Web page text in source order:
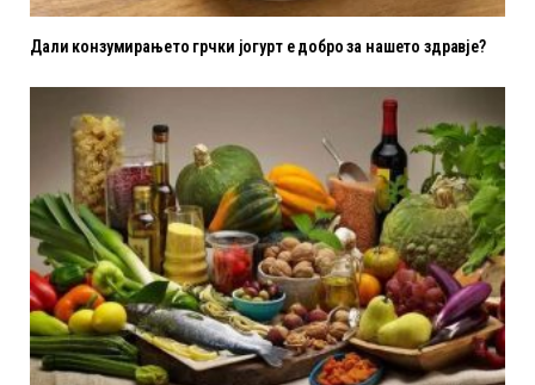
Дали конзумирањето грчки јогурт е добро за нашето здравје?